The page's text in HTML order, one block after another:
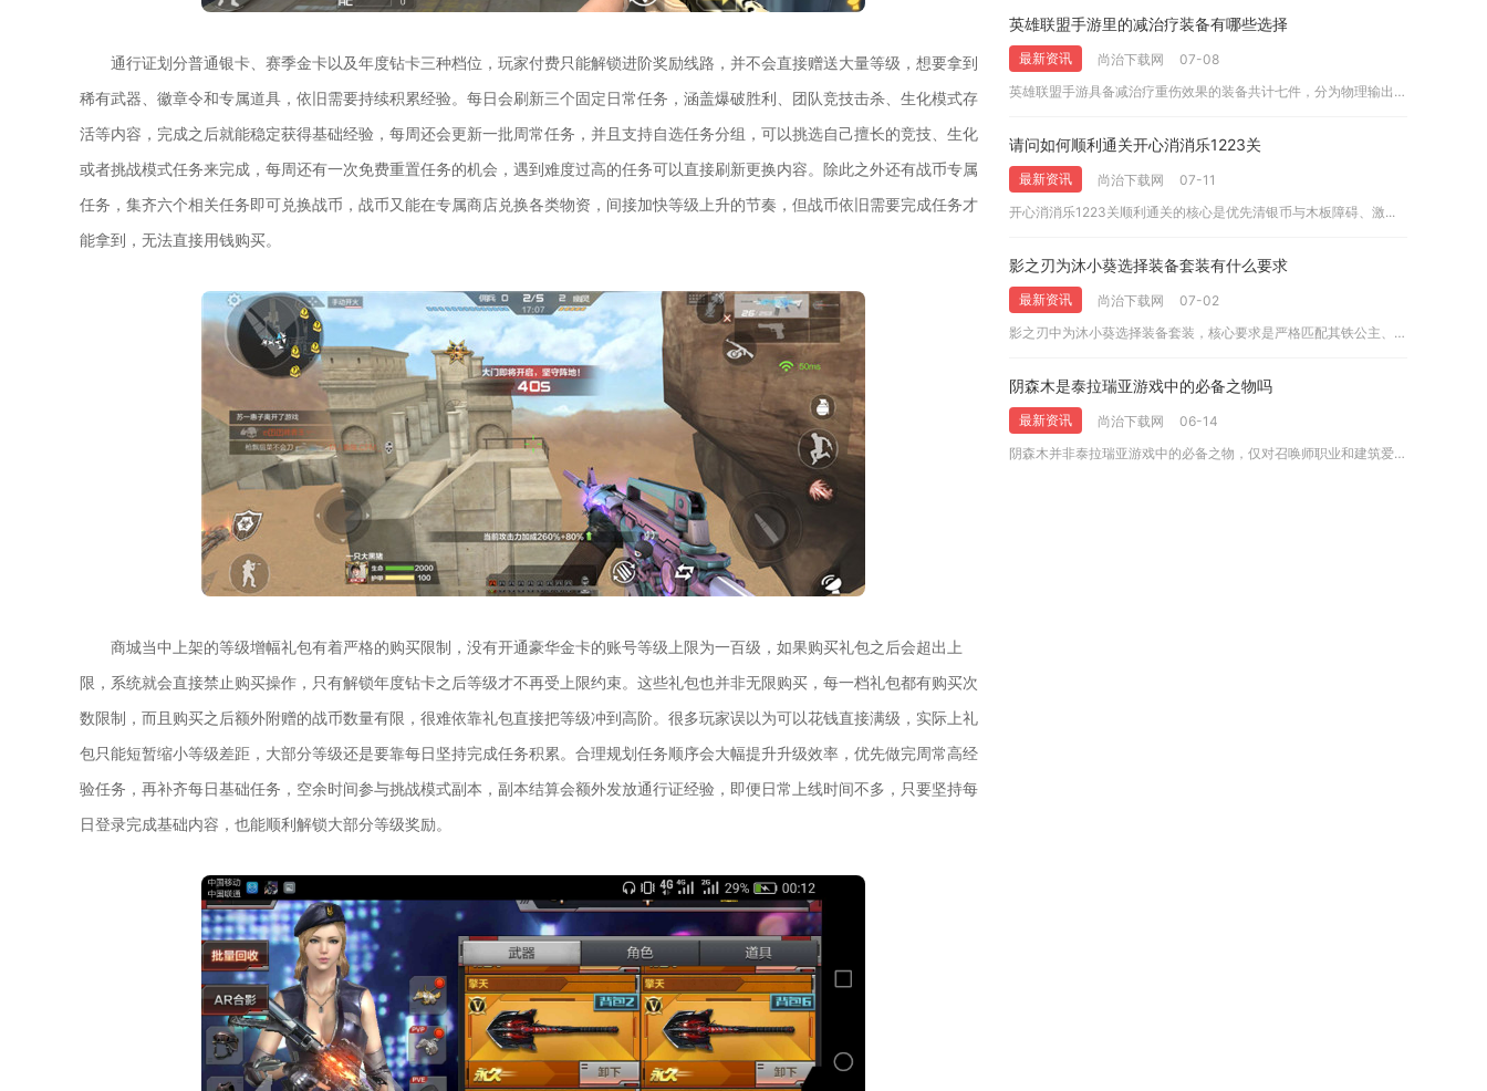
通行证划分普通银卡、赛季金卡以及年度钻卡三种档位，玩家付费只能解锁进阶奖励线路，并不会直接赠送大量等级，想要拿到
稀有武器、徽章令和专属道具，依旧需要持续积累经验。每日会刷新三个固定日常任务，涵盖爆破胜利、团队竞技击杀、生化模式存
活等内容，完成之后就能稳定获得基础经验，每周还会更新一批周常任务，并且支持自选任务分组，可以挑选自己擅长的竞技、生化
或者挑战模式任务来完成，每周还有一次免费重置任务的机会，遇到难度过高的任务可以直接刷新更换内容。除此之外还有战币专属
任务，集齐六个相关任务即可兑换战币，战币又能在专属商店兑换各类物资，间接加快等级上升的节奏，但战币依旧需要完成任务才
能拿到，无法直接用钱购买。
商城当中上架的等级增幅礼包有着严格的购买限制，没有开通豪华金卡的账号等级上限为一百级，如果购买礼包之后会超出上
限，系统就会直接禁止购买操作，只有解锁年度钻卡之后等级才不再受上限约束。这些礼包也并非无限购买，每一档礼包都有购买次
数限制，而且购买之后额外附赠的战币数量有限，很难依靠礼包直接把等级冲到高阶。很多玩家误以为可以花钱直接满级，实际上礼
包只能短暂缩小等级差距，大部分等级还是要靠每日坚持完成任务积累。合理规划任务顺序会大幅提升升级效率，优先做完周常高经
验任务，再补齐每日基础任务，空余时间参与挑战模式副本，副本结算会额外发放通行证经验，即便日常上线时间不多，只要坚持每
日登录完成基础内容，也能顺利解锁大部分等级奖励。
英雄联盟手游里的减治疗装备有哪些选择
最新资讯 尚治下载网
07-08
英雄联盟手游具备减治疗重伤效果的装备共计七件，分为物理输出、...
请问如何顺利通关开心消消乐1223关
最新资讯 尚治下载网
07-11
开心消消乐1223关顺利通关的核心是优先清银币与木板障碍、激...
影之刃为沐小葵选择装备套装有什么要求
最新资讯 尚治下载网
07-02
影之刃中为沐小葵选择装备套装，核心要求是严格匹配其铁公主、玉...
阴森木是泰拉瑞亚游戏中的必备之物吗
最新资讯 尚治下载网
06-14
阴森木并非泰拉瑞亚游戏中的必备之物，仅对召唤师职业和建筑爱好...